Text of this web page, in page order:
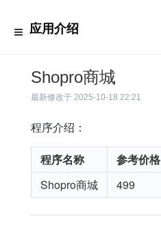
应用介绍
Shopro商城
最新修改于 2025-10-18 22:21
程序介绍：
程序名称 参考价格
Shopro商城
499